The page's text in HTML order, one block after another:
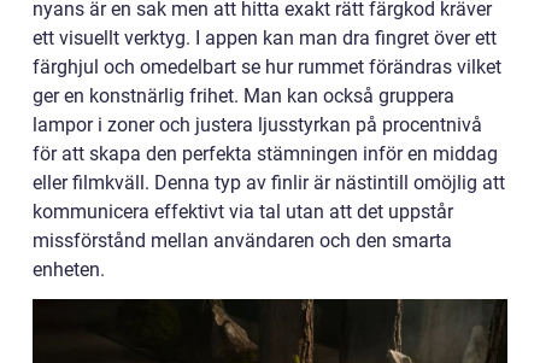
nyans är en sak men att hitta exakt rätt färgkod kräver
ett visuellt verktyg. I appen kan man dra fingret över ett
färghjul och omedelbart se hur rummet förändras vilket
ger en konstnärlig frihet. Man kan också gruppera
lampor i zoner och justera ljusstyrkan på procentnivå
för att skapa den perfekta stämningen inför en middag
eller filmkväll. Denna typ av finlir är nästintill omöjlig att
kommunicera effektivt via tal utan att det uppstår
missförstånd mellan användaren och den smarta
enheten.